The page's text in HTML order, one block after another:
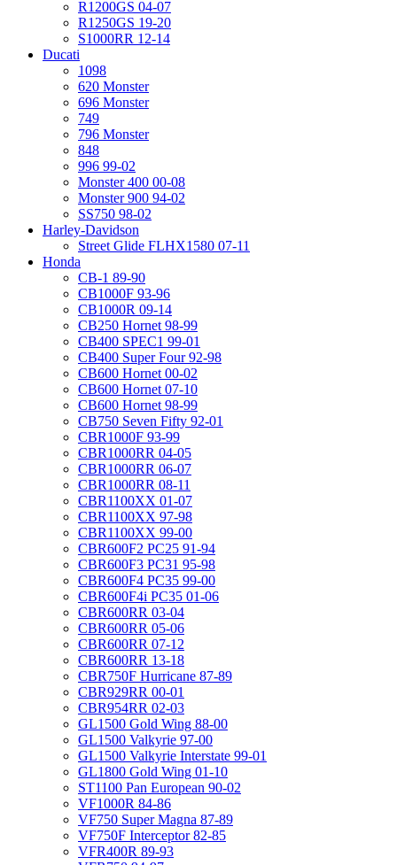
R1200GS 04-07
R1250GS 19-20
S1000RR 12-14
Ducati
1098
620 Monster
696 Monster
749
796 Monster
848
996 99-02
Monster 400 00-08
Monster 900 94-02
SS750 98-02
Harley-Davidson
Street Glide FLHX1580 07-11
Honda
CB-1 89-90
CB1000F 93-96
CB1000R 09-14
CB250 Hornet 98-99
CB400 SPEC1 99-01
CB400 Super Four 92-98
CB600 Hornet 00-02
CB600 Hornet 07-10
CB600 Hornet 98-99
CB750 Seven Fifty 92-01
CBR1000F 93-99
CBR1000RR 04-05
CBR1000RR 06-07
CBR1000RR 08-11
CBR1100XX 01-07
CBR1100XX 97-98
CBR1100XX 99-00
CBR600F2 PC25 91-94
CBR600F3 PC31 95-98
CBR600F4 PC35 99-00
CBR600F4i PC35 01-06
CBR600RR 03-04
CBR600RR 05-06
CBR600RR 07-12
CBR600RR 13-18
CBR750F Hurricane 87-89
CBR929RR 00-01
CBR954RR 02-03
GL1500 Gold Wing 88-00
GL1500 Valkyrie 97-00
GL1500 Valkyrie Interstate 99-01
GL1800 Gold Wing 01-10
ST1100 Pan European 90-02
VF1000R 84-86
VF750 Super Magna 87-89
VF750F Interceptor 82-85
VFR400R 89-93